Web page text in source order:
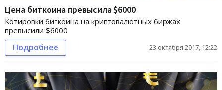
Цена биткоина превысила $6000
Котировки биткоина на криптовалютных биржах
превысили $6000
Подробнее 23 октября 2017, 12:22